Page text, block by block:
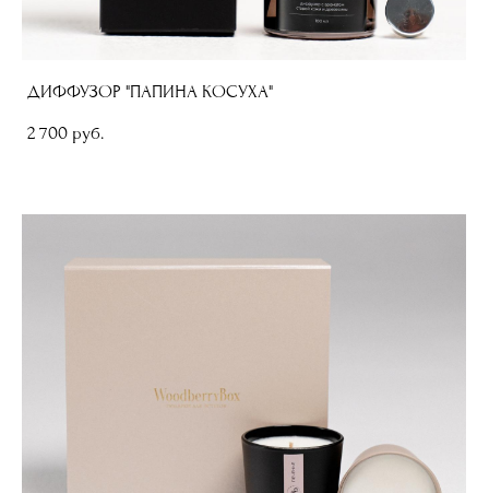
ДИФФУЗОР "ПАПИНА КОСУХА"
2 700 pуб.